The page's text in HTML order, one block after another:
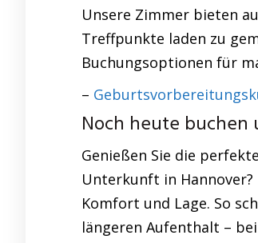
Unsere Zimmer bieten
Treffpunkte laden zu
Buchungsoptionen für
–
Noch heute
Genießen Sie die
Unterkunft in Hannover?
Komfort und Lage. So
längeren Aufenthalt –